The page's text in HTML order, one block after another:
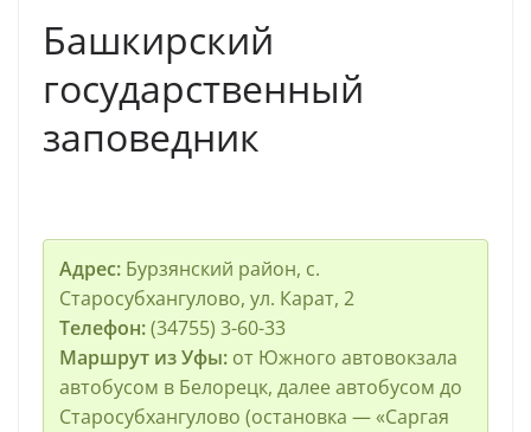
Башкирский
государственный
заповедник
Адрес:Бурзянский район, с.
Старосубхангулово, ул. Карат, 2
Телефон:(34755) 3-60-33
Маршрут из Уфы:от Южного автовокзала
автобусом в Белорецк, далее автобусом до
Старосубхангулово (остановка — «Саргая